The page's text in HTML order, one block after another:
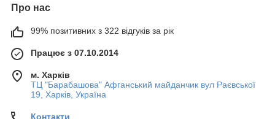
Про нас
99% позитивних з 322 відгуків за рік
Працює з 07.10.2014
м. Харків
ТЦ "Барабашова" Афганський майданчик вул Раєвської
19, Харків, Україна
Контакти